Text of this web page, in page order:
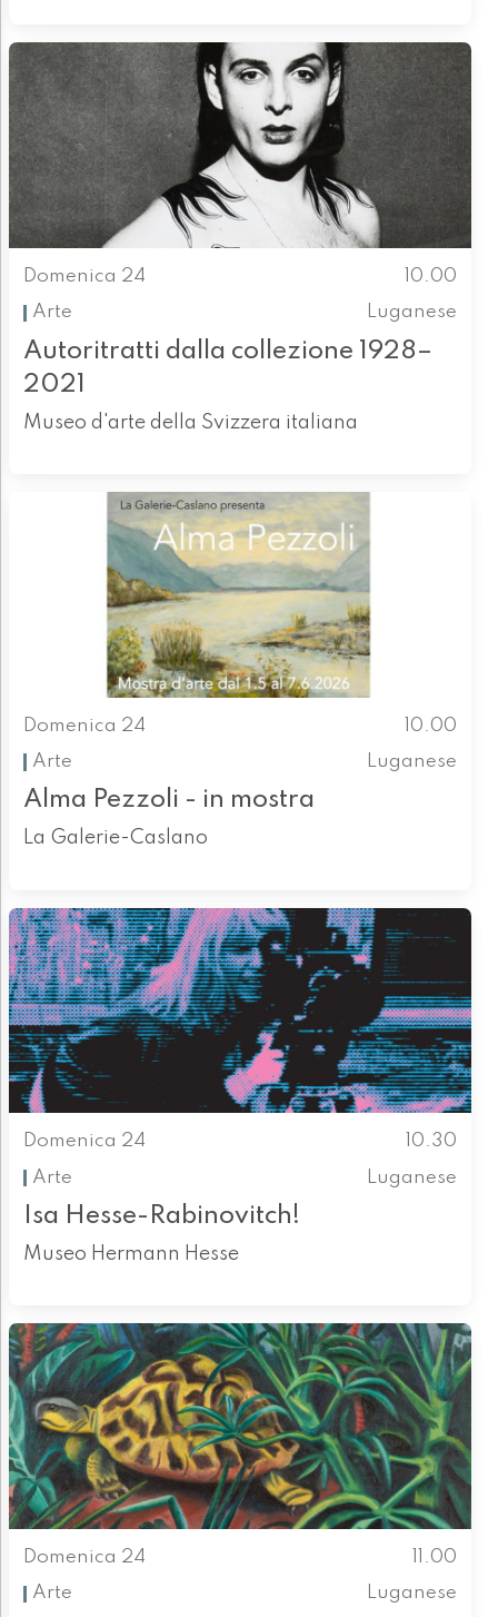
Domenica 24
10.00
Arte
Luganese
Autoritratti dalla collezione 1928–
2021
Museo d'arte della Svizzera italiana
Domenica 24
10.00
Arte
Luganese
Alma Pezzoli - in mostra
La Galerie-Caslano
Domenica 24
10.30
Arte
Luganese
Isa Hesse-Rabinovitch!
Museo Hermann Hesse
Domenica 24
11.00
Arte
Luganese